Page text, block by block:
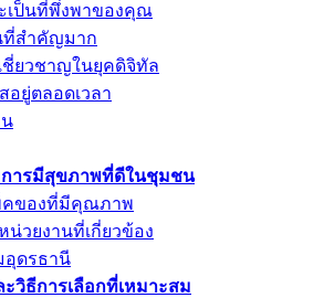
เป็นที่พึ่งพาของคุณ
ที่สำคัญมาก
ชี่ยวชาญในยุคดิจิทัล
อยู่ตลอดเวลา
การมีสุขภาพที่ดีในชุมชน
คของที่มีคุณภาพ
น่วยงานที่เกี่ยวข้อง
อุดรธานี
วิธีการเลือกที่เหมาะสม